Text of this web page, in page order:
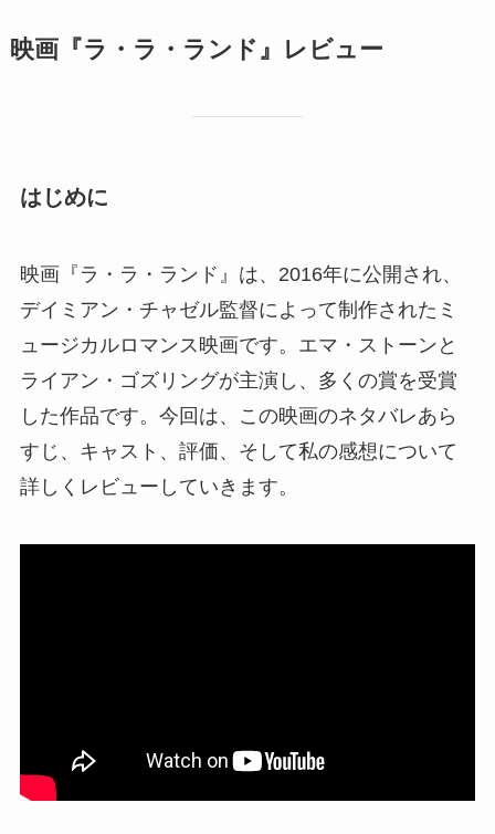
映画『ラ・ラ・ランド』レビュー
はじめに
映画『ラ・ラ・ランド』は、2016年に公開され、
デイミアン・チャゼル監督によって制作されたミ
ュージカルロマンス映画です。エマ・ストーンと
ライアン・ゴズリングが主演し、多くの賞を受賞
した作品です。今回は、この映画のネタバレあら
すじ、キャスト、評価、そして私の感想について
詳しくレビューしていきます。